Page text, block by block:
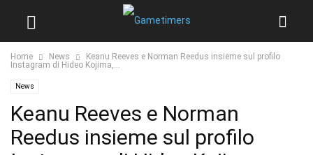
Home News
Keanu Reeves e Norman Reedus insieme sul profilo
Instagram di Hideo Kojima,...
News
Keanu Reeves e Norman
Reedus insieme sul profilo